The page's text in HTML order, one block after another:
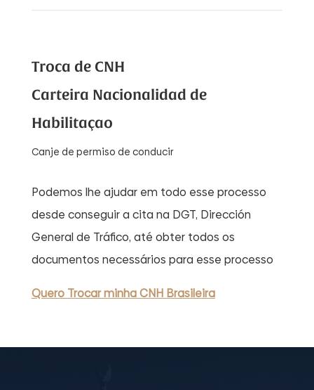
Troca de CNH
Carteira Nacionalidad de
Habilitaçao
Canje de permiso de conducir
Podemos lhe ajudar em todo esse processo
desde conseguir a cita na DGT, Dirección
General de Tráfico, até obter todos os
documentos necessários para esse processo
Quero Trocar minha CNH Brasileira